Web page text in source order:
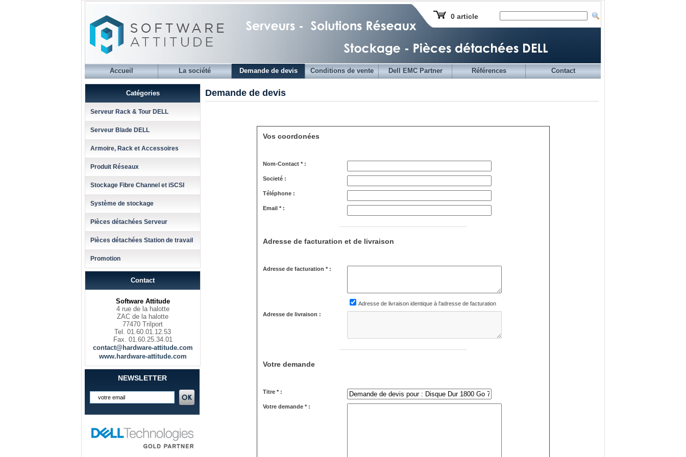
0 article
Accueil La société Demande de devis Conditions de vente Dell EMC Partner Références Contact
Catégories
Serveur Rack & Tour DELL
Serveur Blade DELL
Armoire, Rack et Accessoires
Produit Réseaux
Stockage Fibre Channel et iSCSI
Système de stockage
Pièces détachées Serveur
Pièces détachées Station de travail
Promotion
Contact
Software Attitude
4 rue de la halotte
ZAC de la halotte
77470 Trilport
Tel. 01.60.01.12.53
Fax. 01.60.25.34.01
contact@hardware-attitude.com
www.hardware-attitude.com
NEWSLETTER
Demande de devis
Vos coordonées
Nom-Contact * :
Societé :
Téléphone :
Email * :
Adresse de facturation et de livraison
Adresse de facturation * :
Adresse de livraison identique à l'adresse de facturation
Adresse de livraison :
Votre demande
Titre * :
Votre demande * :